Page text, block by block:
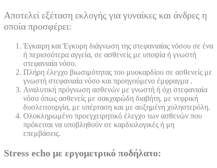
Αποτελεί εξέταση εκλογής για γυναίκες και άνδρες η
οποία προσφέρει:
Έγκαιρη και Έγκυρη διάγνωση της στεφανιαίας νόσου σε ένα
ή περισσότερα αγγεία, σε ασθενείς με υποψία ή γνωστή
στεφανιαία νόσο.
Πλήρη έλεγχο βιωσιμότητας του μυοκαρδίου σε ασθενείς με
γνωστή στεφανιαία νόσο και προηγούμενο έμφραγμα .
Αναλυτική πρόγνωση ασθενών με γνωστή ή όχι στεφανιαία
νόσο όπως ασθενείς με σακχαρώδη διαβήτη, με νεφρική
δυσλειτουργία, με υπέρταση και με αυξημένη χοληστερόλη.
Ολοκληρωμένο προεγχειρητικό έλεγχο των ασθενών που
πρόκειται να υποβληθούν σε καρδιολογικές ή μη
επεμβάσεις.
Stress echo με εργομετρικό ποδήλατο: